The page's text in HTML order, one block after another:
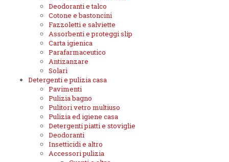
Deodoranti e talco
Cotone e bastoncini
Fazzoletti e salviette
Assorbenti e proteggi slip
Carta igienica
Parafarmaceutico
Antizanzare
Solari
Detergenti e pulizia casa
Pavimenti
Pulizia bagno
Pulitori vetro multiuso
Pulizia ed igiene casa
Detergenti piatti e stoviglie
Deodoranti
Insetticidi e altro
Accessori pulizia